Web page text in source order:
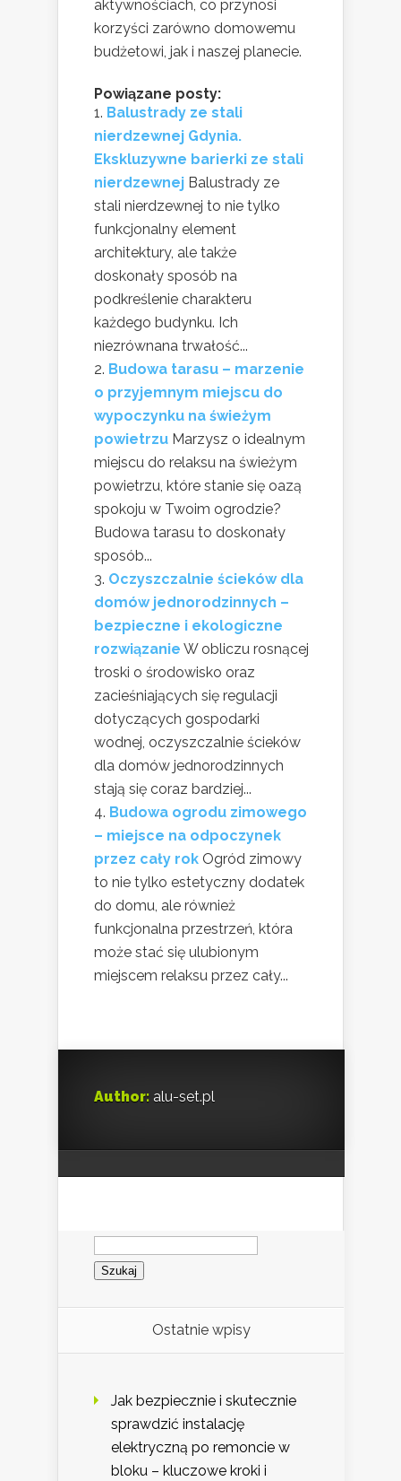
aktywnościach, co przynosi
korzyści zarówno domowemu
budżetowi, jak i naszej planecie.
Powiązane posty:
Balustrady ze stali
nierdzewnej Gdynia.
Ekskluzywne barierki ze stali
nierdzewnej Balustrady ze
stali nierdzewnej to nie tylko
funkcjonalny element
architektury, ale także
doskonały sposób na
podkreślenie charakteru
każdego budynku. Ich
niezrównana trwałość...
Budowa tarasu – marzenie
o przyjemnym miejscu do
wypoczynku na świeżym
powietrzu Marzysz o idealnym
miejscu do relaksu na świeżym
powietrzu, które stanie się oazą
spokoju w Twoim ogrodzie?
Budowa tarasu to doskonały
sposób...
Oczyszczalnie ścieków dla
domów jednorodzinnych –
bezpieczne i ekologiczne
rozwiązanie W obliczu rosnącej
troski o środowisko oraz
zacieśniających się regulacji
dotyczących gospodarki
wodnej, oczyszczalnie ścieków
dla domów jednorodzinnych
stają się coraz bardziej...
Budowa ogrodu zimowego
– miejsce na odpoczynek
przez cały rok Ogród zimowy
to nie tylko estetyczny dodatek
do domu, ale również
funkcjonalna przestrzeń, która
może stać się ulubionym
miejscem relaksu przez cały...
Author: alu-set.pl
Szukaj:
Ostatnie wpisy
Jak bezpiecznie i skutecznie
sprawdzić instalację
elektryczną po remoncie w
bloku – kluczowe kroki i